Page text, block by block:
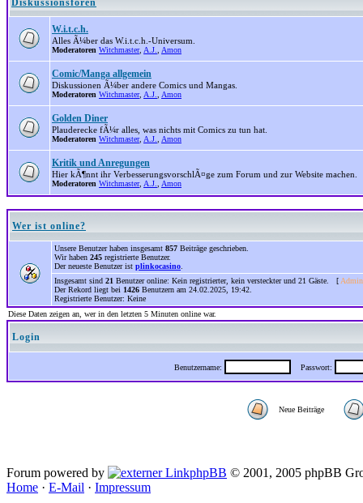
Diskussionsforen
W.i.t.c.h.
Alles Ã¼ber das W.i.t.c.h.-Universum.
Moderatoren Witchmaster, A.J. Amon
Comic/Manga allgemein
Diskussionen Ã¼ber andere Comics und Mangas.
Moderatoren Witchmaster, A.J. Amon
Golden Diner
Plauderecke fÃ¼r alles, was nichts mit Comics zu tun hat.
Moderatoren Witchmaster, A.J. Amon
Kritik und Anregungen
Hier kÃ¶nnt ihr VerbesserungsvorschlÃ¤ge zum Forum und zur Website machen.
Moderatoren Witchmaster, A.J. Amon
Wer ist online?
Unsere Benutzer haben insgesamt 857 Beiträge geschrieben.
Wir haben 245 registrierte Benutzer.
Der neueste Benutzer ist plinkocasino
Insgesamt sind 21 Benutzer online: Kein registrierter, kein versteckter und 21 Gäste. [
Der Rekord liegt bei 1426 Benutzern am 24.02.2025, 19:42.
Registrierte Benutzer: Keine
Diese Daten zeigen an, wer in den letzten 5 Minuten online war.
Login
Benutzername: Passwort:
Neue Beiträge
Forum powered by phpBB © 2001, 2005 phpBB
Home · E-Mail · Impressum